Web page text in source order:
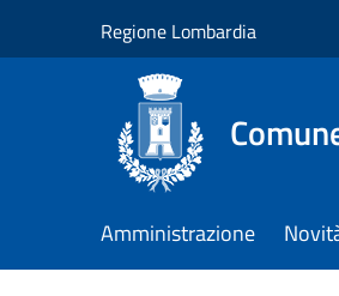
Regione Lombardia
Amministrazione